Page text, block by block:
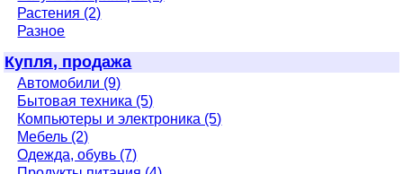
Растения (2)
Разное
Купля, продажа
Автомобили (9)
Бытовая техника (5)
Компьютеры и электроника (5)
Мебель (2)
Одежда, обувь (7)